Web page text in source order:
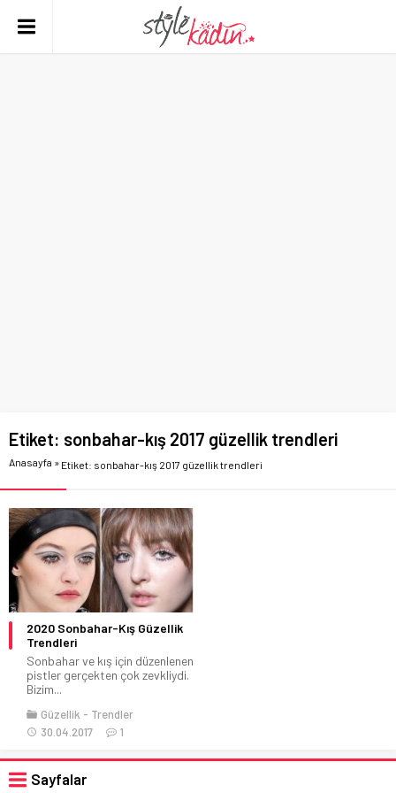
Etiket: sonbahar-kış 2017 güzellik trendleri
Anasayfa » Etiket: sonbahar-kış 2017 güzellik trendleri
2020 Sonbahar-Kış Güzellik
Trendleri
Sonbahar ve kış için düzenlenen
pistler gerçekten çok zevkliydi.
Bizim...
Güzellik
Trendler
30.04.2017
1
Sayfalar